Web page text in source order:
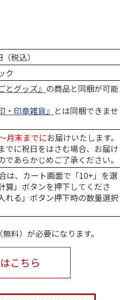
陶器ダイカットマグ
リン CHMGD4
キティ KCOB2
税込）
ク
とグッズ』 の商品と同梱が可能
印章雑貨』 とは同梱できませ
月末までにお届けいたします。
に祝日をはさむ場合、お届け
あらかじめご了承ください。
は、カート画面で「10+」を選
算」ボタンを押下してくださ
れる」ボタン押下時の数量選択
料）が必要になります。
こちら